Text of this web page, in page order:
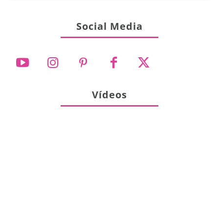
Social Media
Vídeos